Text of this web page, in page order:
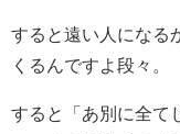
すると遠い人になる
くるんですよ段々。
すると「あ別に全て